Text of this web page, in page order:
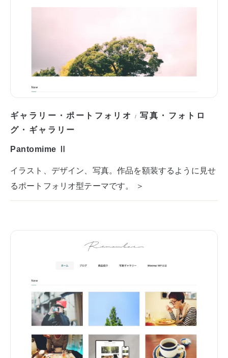
ギャラリー・ポートフォリオ /写真・フォトロ
グ・ギャラリー
Pantomime Ⅱ
イラスト、デザイン、写真。作品を額装するように見せ
るポートフォリオ型テーマです。 ＞